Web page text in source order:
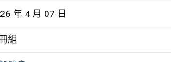
年 4 月 07 日
組